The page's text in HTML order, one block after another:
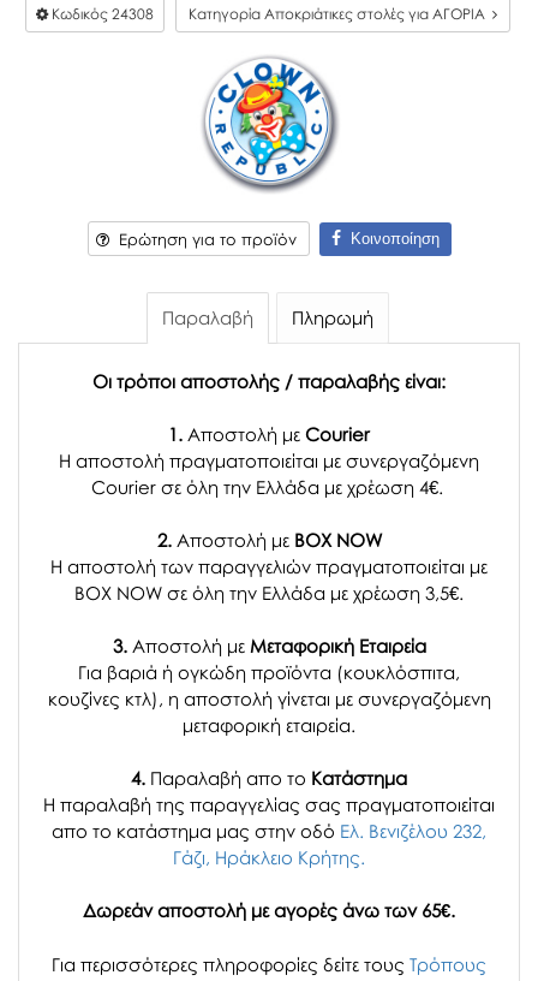
Κωδικός 24308 Κατηγορία Αποκριάτικες στολές για ΑΓΟΡΙΑ
Ερώτηση για το προϊόν Κοινοποίηση
Παραλαβή Πληρωμή
Οι τρόποι αποστολής / παραλαβής είναι:
1. Αποστολή με Courier
Η αποστολή πραγματοποιείται με συνεργαζόμενη
Courier σε όλη την Ελλάδα με χρέωση 4€.
2. Αποστολή μεBOX NOW
Η αποστολή των παραγγελιών πραγματοποιείται με
BOX NOW σε όλη την Ελλάδα με χρέωση 3,5€.
3. Αποστολή μεΜεταφορική Εταιρεία
Για βαριά ή ογκώδη προϊόντα (κουκλόσπιτα,
κουζίνες κτλ), η αποστολή γίνεται με συνεργαζόμενη
μεταφορική εταιρεία.
4. Παραλαβή απο το Κατάστημα
H παραλαβή της παραγγελίας σας πραγματοποιείται
απο το κατάστημα μας στην οδό Ελ. Βενιζέλου 232,
Γάζι, Ηράκλειο Κρήτης.
Δωρεάν αποστολή με αγορές άνω των 65€.
Για περισσότερες πληροφορίες δείτε τους Τρόπους